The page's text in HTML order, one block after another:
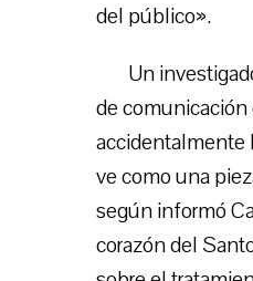
del público».
Un
de comunicación
accidentalmente
ve como una
según informó
corazón del